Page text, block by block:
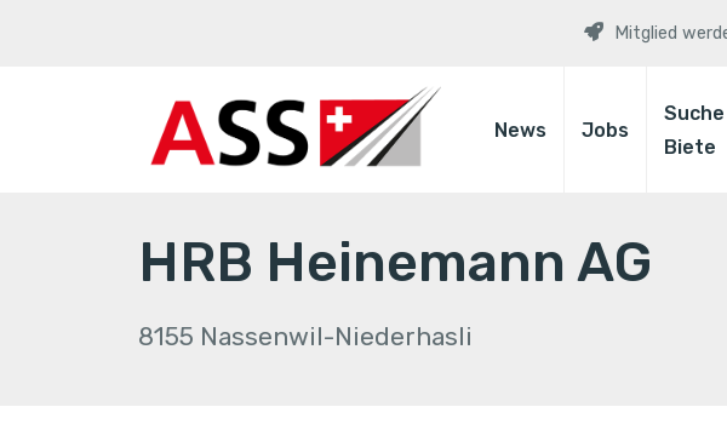
Mitglied
News Jobs
Biete
HRB Heinemann AG
8155 Nassenwil-Niederhasli